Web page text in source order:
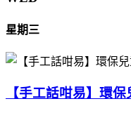
星期三
【手工話咁易】環